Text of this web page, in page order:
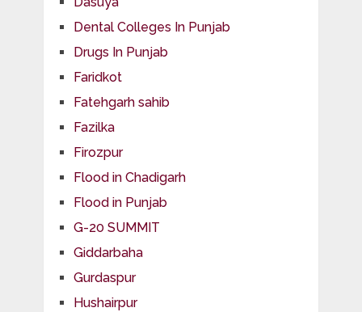
Dental Colleges In Punjab
Drugs In Punjab
Faridkot
Fatehgarh sahib
Fazilka
Firozpur
Flood in Chadigarh
Flood in Punjab
G-20 SUMMIT
Giddarbaha
Gurdaspur
Hushairpur